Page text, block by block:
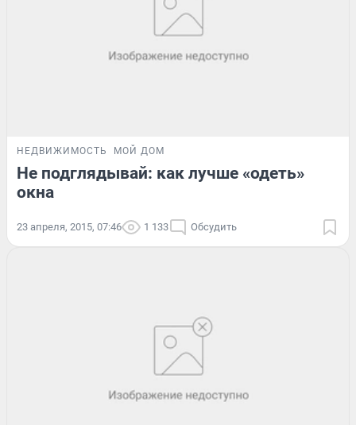
НЕДВИЖИМОСТЬ МОЙ ДОМ
Не подглядывай: как лучше «одеть»
окна
23 апреля, 2015, 07:46 1 133 Обсудить